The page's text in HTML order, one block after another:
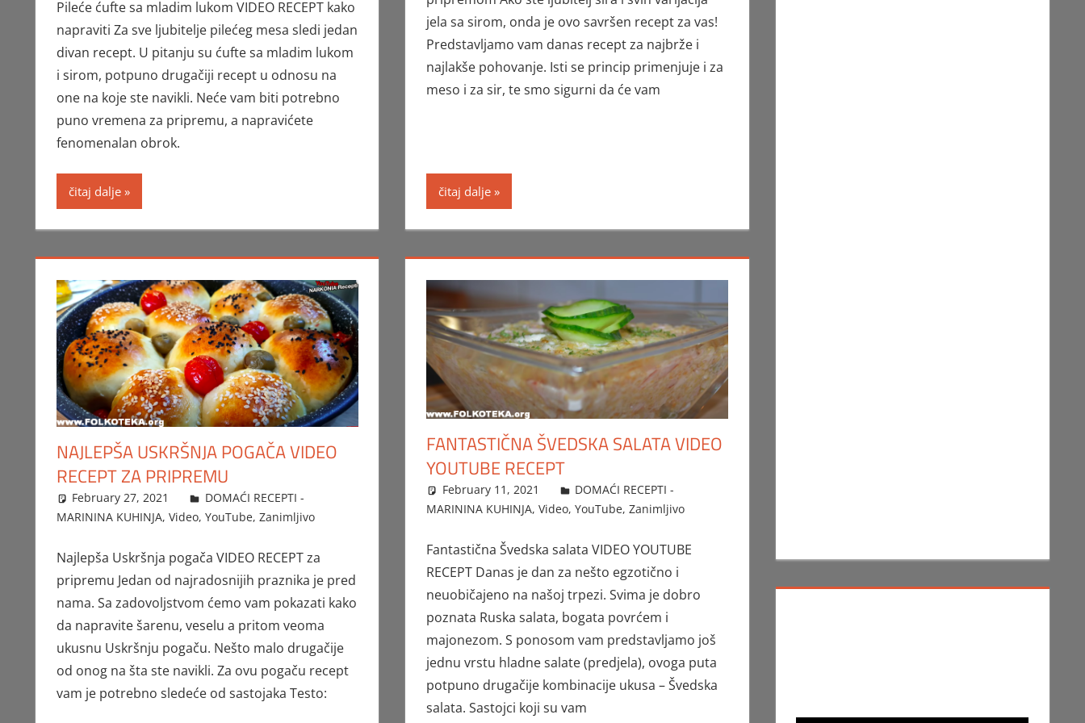
Pileće ćufte sa mladim lukom VIDEO RECEPT kako
napraviti Za sve ljubitelje pilećeg mesa sledi jedan
divan recept. U pitanju su ćufte sa mladim lukom
i sirom, potpuno drugačiji recept u odnosu na
one na koje ste navikli. Neće vam biti potrebno
puno vremena za pripremu, a napravićete
fenomenalan obrok.
čitaj dalje
jela sa sirom, onda je ovo savršen recept za vas!
Predstavljamo vam danas recept za najbrže i
najlakše pohovanje. Isti se princip primenjuje i za
meso i za sir, te smo sigurni da će vam
čitaj dalje
NAJLEPŠA USKRŠNJA POGAČA VIDEO
RECEPT ZA PRIPREMU
February 27, 2021 FTorgAdmin
DOMAĆI RECEPTI -
MARININA KUHINJA, Video, YouTube, Zanimljivo
Najlepša Uskršnja pogača VIDEO RECEPT za
pripremu Jedan od najradosnijih praznika je pred
nama. Sa zadovoljstvom ćemo vam pokazati kako
da napravite šarenu, veselu a pritom veoma
ukusnu Uskršnju pogaču. Nešto malo drugačije
od onog na šta ste navikli. Za ovu pogaču recept
vam je potrebno sledeće od sastojaka Testo:
FANTASTIČNA ŠVEDSKA SALATA VIDEO
YOUTUBE RECEPT
February 11, 2021 FTorgAdmin
DOMAĆI RECEPTI -
MARININA KUHINJA, Video, YouTube, Zanimljivo
Fantastična Švedska salata VIDEO YOUTUBE
RECEPT Danas je dan za nešto egzotično i
neuobičajeno na našoj trpezi. Svima je dobro
poznata Ruska salata, bogata povrćem i
majonezom. S ponosom vam predstavljamo još
jednu vrstu hladne salate (predjela), ovoga puta
potpuno drugačije kombinacije ukusa – Švedska
salata. Sastojci koji su vam